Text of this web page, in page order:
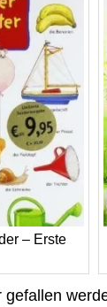
– Erste
gefallen